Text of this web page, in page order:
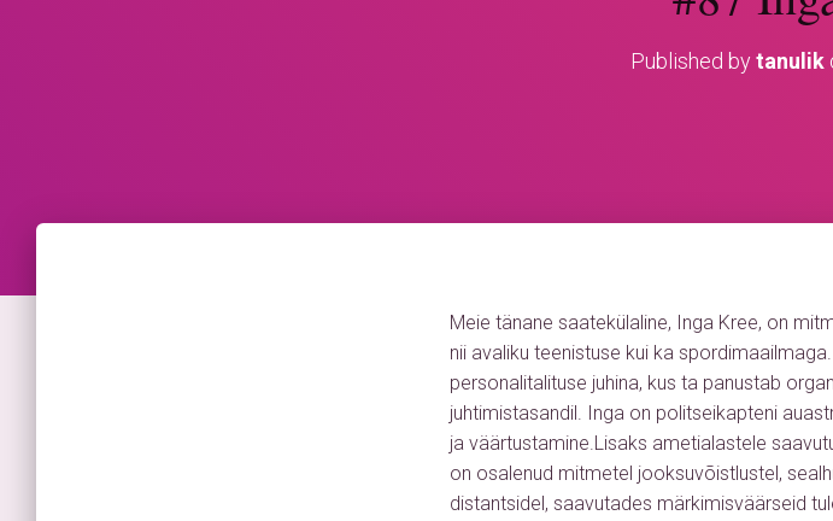
Published bytanulik
Meie tänane saatekülaline, Inga Kree, on
nii avaliku teenistuse kui ka
personalitalituse juhina, kus ta panustab
juhtimistasandil. Inga on politseikapteni
ja väärtustamine.Lisaks ametialastele
on osalenud mitmetel jooksuvõistlustel,
distantsidel, saavutades märkimisväärseid